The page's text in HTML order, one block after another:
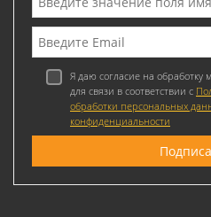
Я даю согласие на
для связи в соответствии с
обработки персональных
конфиденциальности